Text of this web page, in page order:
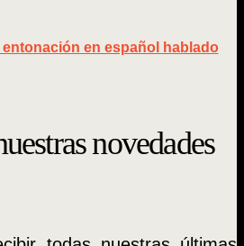
en español hablado
novedades